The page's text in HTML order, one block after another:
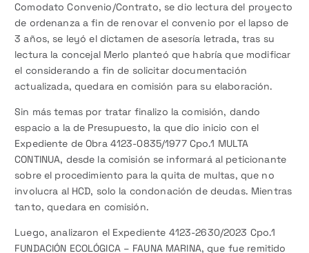
Comodato Convenio/Contrato, se dio lectura del proyecto
de ordenanza a fin de renovar el convenio por el lapso de
3 años, se leyó el dictamen de asesoría letrada, tras su
lectura la concejal Merlo planteó que habría que modificar
el considerando a fin de solicitar documentación
actualizada, quedara en comisión para su elaboración.
Sin más temas por tratar finalizo la comisión, dando
espacio a la de Presupuesto, la que dio inicio con el
Expediente de Obra 4123-0835/1977 Cpo.1 MULTA
CONTINUA, desde la comisión se informará al peticionante
sobre el procedimiento para la quita de multas, que no
involucra al HCD, solo la condonación de deudas. Mientras
tanto, quedara en comisión.
Luego, analizaron el Expediente 4123-2630/2023 Cpo.1
FUNDACIÓN ECOLÓGICA – FAUNA MARINA, que fue remitido